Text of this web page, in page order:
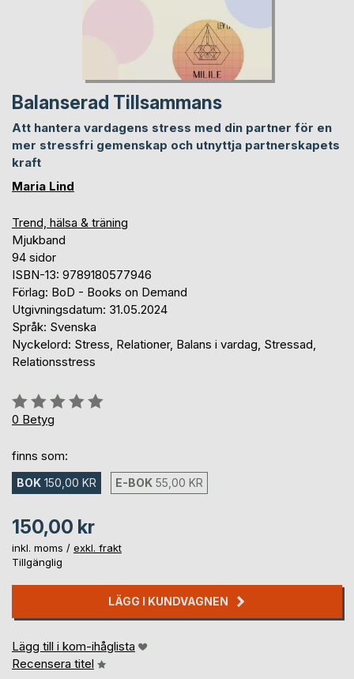
Balanserad Tillsammans
Att hantera vardagens stress med din partner för en
mer stressfri gemenskap och utnyttja partnerskapets
kraft
Maria Lind
Trend, hälsa & träning
Mjukband
94 sidor
ISBN-13: 9789180577946
Förlag: BoD - Books on Demand
Utgivningsdatum: 31.05.2024
Språk: Svenska
Nyckelord: Stress, Relationer, Balans i vardag, Stressad,
Relationsstress
Betyg::
0%
0 Betyg
finns som:
BOK 150,00 KR E-BOK 55,00 KR
150,00 kr
inkl. moms / exkl. frakt
Tillgänglig
LÄGG I KUNDVAGNEN
Lägg till i kom-ihåglista
Recensera titel